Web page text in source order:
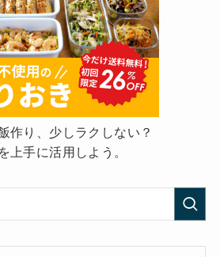
作り、少しラクしない？
上手に活用しよう。